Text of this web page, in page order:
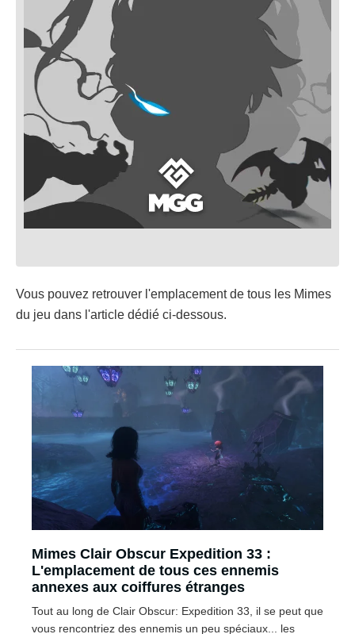
Vous pouvez retrouver l'emplacement de tous les Mimes
du jeu dans l'article dédié ci-dessous.
Mimes Clair Obscur Expedition 33 :
L'emplacement de tous ces ennemis
annexes aux coiffures étranges
Tout au long de Clair Obscur: Expedition 33, il se peut que
vous rencontriez des ennemis un peu spéciaux... les